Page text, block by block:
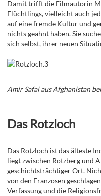
Damit trifft die Filmautorin
Flüchtlings, vielleicht auch
auf eine fremde Kultur und
nichts geahnt haben. Sie
sich selbst, ihrer neuen
Amir Safai aus Afghanistan
Das Rotzloch
Das Rotzloch ist das älteste
liegt zwischen Rotzberg und
geschichtsträchtiger Ort.
von den Franzosen
Verfassung und die